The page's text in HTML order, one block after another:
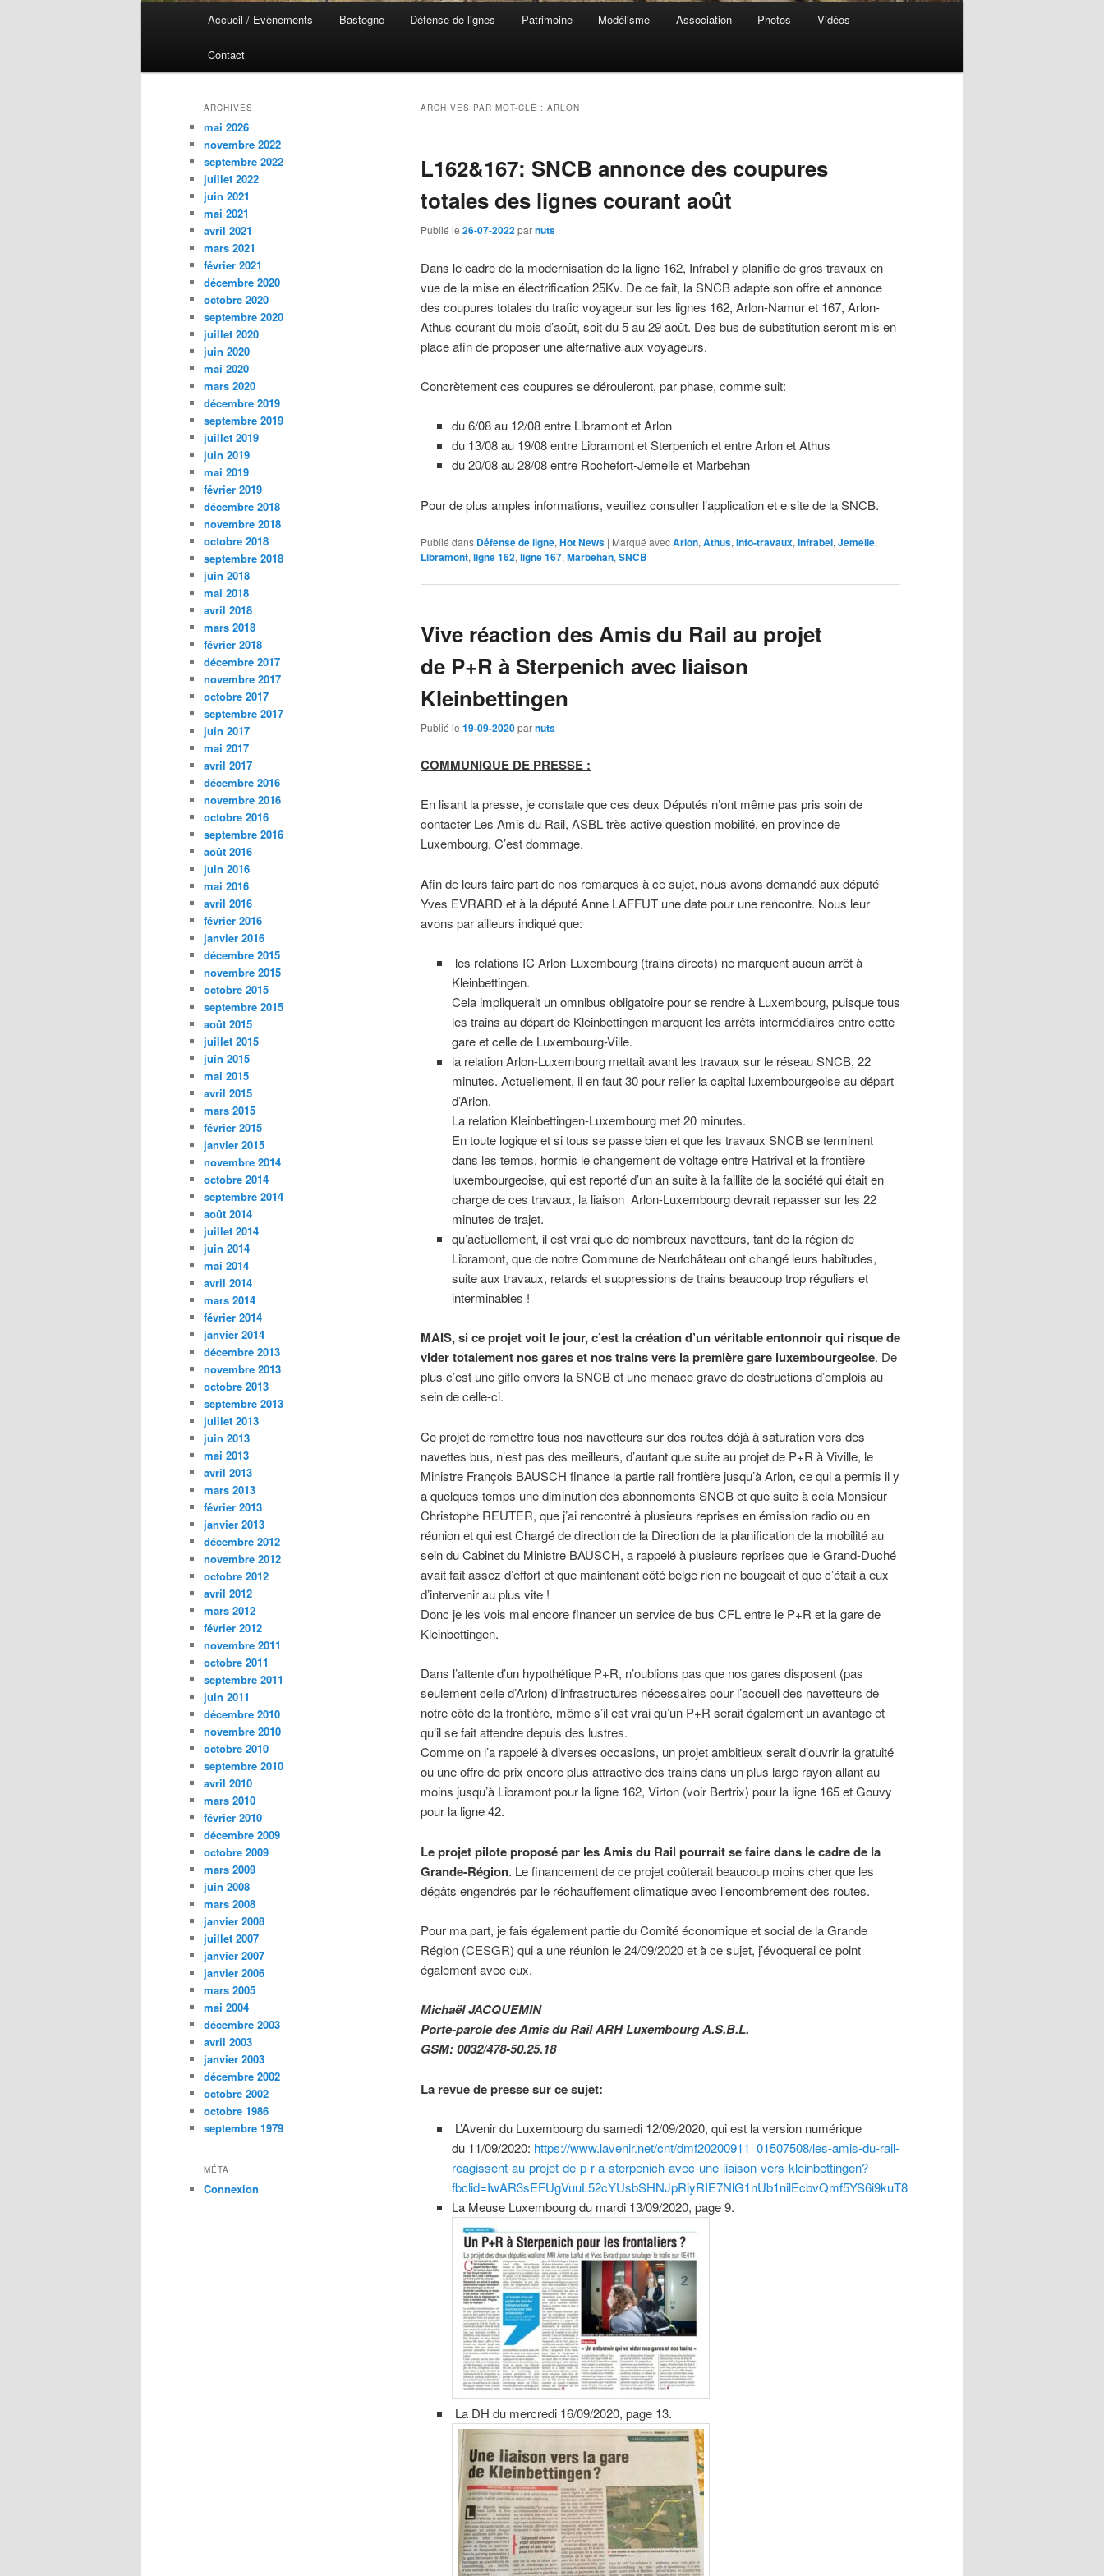
Aller
au
contenu
principal
Aller
au
contenu
secondaire
Accueil / Evènements Bastogne Défense de lignes Patrimoine Modélisme Association Photos Vidéos
Contact
ARCHIVES PAR MOT-CLÉ : ARLON
L162&167: SNCB annonce des coupures
totales des lignes courant août
Publié le 26-07-2022parnuts
Dans le cadre de la modernisation de la ligne 162, Infrabel y planifie de gros travaux en
vue de la mise en électrification 25Kv. De ce fait, la SNCB adapte son offre et annonce
des coupures totales du trafic voyageur sur les lignes 162, Arlon-Namur et 167, Arlon-
Athus courant du mois d’août, soit du 5 au 29 août. Des bus de substitution seront mis en
place afin de proposer une alternative aux voyageurs.
Concrètement ces coupures se dérouleront, par phase, comme suit:
du 6/08 au 12/08 entre Libramont et Arlon
du 13/08 au 19/08 entre Libramont et Sterpenich et entre Arlon et Athus
du 20/08 au 28/08 entre Rochefort-Jemelle et Marbehan
Pour de plus amples informations, veuillez consulter l’application et e site de la SNCB.
Publié dans Défense de ligne, Hot News | Marqué avecArlon, Athus, Info-travaux, Infrabel, Jemelle,
Libramont, ligne 162, ligne 167, Marbehan, SNCB
Vive réaction des Amis du Rail au projet
de P+R à Sterpenich avec liaison
Kleinbettingen
Publié le 19-09-2020parnuts
COMMUNIQUE DE PRESSE :
En lisant la presse, je constate que ces deux Députés n’ont même pas pris soin de
contacter Les Amis du Rail, ASBL très active question mobilité, en province de
Luxembourg. C’est dommage.
Afin de leurs faire part de nos remarques à ce sujet, nous avons demandé aux député
Yves EVRARD et à la député Anne LAFFUT une date pour une rencontre. Nous leur
avons par ailleurs indiqué que:
les relations IC Arlon-Luxembourg (trains directs) ne marquent aucun arrêt à
Kleinbettingen.
Cela impliquerait un omnibus obligatoire pour se rendre à Luxembourg, puisque tous
les trains au départ de Kleinbettingen marquent les arrêts intermédiaires entre cette
gare et celle de Luxembourg-Ville.
la relation Arlon-Luxembourg mettait avant les travaux sur le réseau SNCB, 22
minutes. Actuellement, il en faut 30 pour relier la capital luxembourgeoise au départ
d’Arlon.
La relation Kleinbettingen-Luxembourg met 20 minutes.
En toute logique et si tous se passe bien et que les travaux SNCB se terminent
dans les temps, hormis le changement de voltage entre Hatrival et la frontière
luxembourgeoise, qui est reporté d’un an suite à la faillite de la société qui était en
charge de ces travaux, la liaison Arlon-Luxembourg devrait repasser sur les 22
minutes de trajet.
qu’actuellement, il est vrai que de nombreux navetteurs, tant de la région de
Libramont, que de notre Commune de Neufchâteau ont changé leurs habitudes,
suite aux travaux, retards et suppressions de trains beaucoup trop réguliers et
interminables !
MAIS, si ce projet voit le jour, c’est la création d’un véritable entonnoir qui risque de
vider totalement nos gares et nos trains vers la première gare luxembourgeoise. De
plus c’est une gifle envers la SNCB et une menace grave de destructions d’emplois au
sein de celle-ci.
Ce projet de remettre tous nos navetteurs sur des routes déjà à saturation vers des
navettes bus, n’est pas des meilleurs, d’autant que suite au projet de P+R à Viville, le
Ministre François BAUSCH finance la partie rail frontière jusqu’à Arlon, ce qui a permis il y
a quelques temps une diminution des abonnements SNCB et que suite à cela Monsieur
Christophe REUTER, que j’ai rencontré à plusieurs reprises en émission radio ou en
réunion et qui est Chargé de direction de la Direction de la planification de la mobilité au
sein du Cabinet du Ministre BAUSCH, a rappelé à plusieurs reprises que le Grand-Duché
avait fait assez d’effort et que maintenant côté belge rien ne bougeait et que c’était à eux
d’intervenir au plus vite !
Donc je les vois mal encore financer un service de bus CFL entre le P+R et la gare de
Kleinbettingen.
Dans l’attente d’un hypothétique P+R, n’oublions pas que nos gares disposent (pas
seulement celle d’Arlon) d’infrastructures nécessaires pour l’accueil des navetteurs de
notre côté de la frontière, même s’il est vrai qu’un P+R serait également un avantage et
qu’il se fait attendre depuis des lustres.
Comme on l’a rappelé à diverses occasions, un projet ambitieux serait d’ouvrir la gratuité
ou une offre de prix encore plus attractive des trains dans un plus large rayon allant au
moins jusqu’à Libramont pour la ligne 162, Virton (voir Bertrix) pour la ligne 165 et Gouvy
pour la ligne 42.
Le projet pilote proposé par les Amis du Rail pourrait se faire dans le cadre de la
Grande-Région. Le financement de ce projet coûterait beaucoup moins cher que les
dégâts engendrés par le réchauffement climatique avec l’encombrement des routes.
Pour ma part, je fais également partie du Comité économique et social de la Grande
Région (CESGR) qui a une réunion le 24/09/2020 et à ce sujet, j’évoquerai ce point
également avec eux.
Michaël JACQUEMIN
Porte-parole des Amis du Rail ARH Luxembourg A.S.B.L.
GSM: 0032/478-50.25.18
La revue de presse sur ce sujet:
L’Avenir du Luxembourg du samedi 12/09/2020, qui est la version numérique
du 11/09/2020: https://www.lavenir.net/cnt/dmf20200911_01507508/les-amis-du-rail-
reagissent-au-projet-de-p-r-a-sterpenich-avec-une-liaison-vers-kleinbettingen?
fbclid=IwAR3sEFUgVuuL52cYUsbSHNJpRiyRIE7NlG1nUb1nilEcbvQmf5YS6i9kuT8
La Meuse Luxembourg du mardi 13/09/2020, page 9.
La DH du mercredi 16/09/2020, page 13.
ARCHIVES
mai 2026
novembre 2022
septembre 2022
juillet 2022
juin 2021
mai 2021
avril 2021
mars 2021
février 2021
décembre 2020
octobre 2020
septembre 2020
juillet 2020
juin 2020
mai 2020
mars 2020
décembre 2019
septembre 2019
juillet 2019
juin 2019
mai 2019
février 2019
décembre 2018
novembre 2018
octobre 2018
septembre 2018
juin 2018
mai 2018
avril 2018
mars 2018
février 2018
décembre 2017
novembre 2017
octobre 2017
septembre 2017
juin 2017
mai 2017
avril 2017
décembre 2016
novembre 2016
octobre 2016
septembre 2016
août 2016
juin 2016
mai 2016
avril 2016
février 2016
janvier 2016
décembre 2015
novembre 2015
octobre 2015
septembre 2015
août 2015
juillet 2015
juin 2015
mai 2015
avril 2015
mars 2015
février 2015
janvier 2015
novembre 2014
octobre 2014
septembre 2014
août 2014
juillet 2014
juin 2014
mai 2014
avril 2014
mars 2014
février 2014
janvier 2014
décembre 2013
novembre 2013
octobre 2013
septembre 2013
juillet 2013
juin 2013
mai 2013
avril 2013
mars 2013
février 2013
janvier 2013
décembre 2012
novembre 2012
octobre 2012
avril 2012
mars 2012
février 2012
novembre 2011
octobre 2011
septembre 2011
juin 2011
décembre 2010
novembre 2010
octobre 2010
septembre 2010
avril 2010
mars 2010
février 2010
décembre 2009
octobre 2009
mars 2009
juin 2008
mars 2008
janvier 2008
juillet 2007
janvier 2007
janvier 2006
mars 2005
mai 2004
décembre 2003
avril 2003
janvier 2003
décembre 2002
octobre 2002
octobre 1986
septembre 1979
MÉTA
Connexion